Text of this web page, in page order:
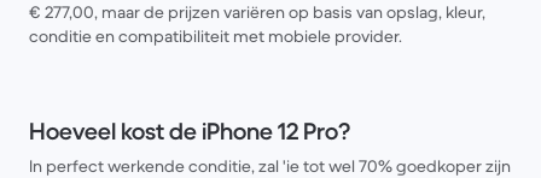
€ 277,00, maar de prijzen variëren op basis van opslag, kleur,
conditie en compatibiliteit met mobiele provider.
Hoeveel kost de iPhone 12 Pro?
In perfect werkende conditie, zal 'ie tot wel 70% goedkoper zijn